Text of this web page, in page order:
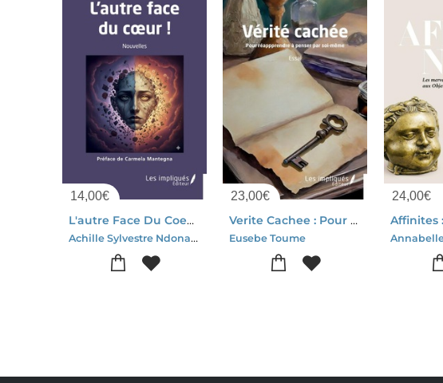
14,00€
L'autre Face Du Coeur !
Achille Sylvestre Ndonaye
23,00€
Verite Cachee : Pour Reapprendre A Penser Par Soi-meme
Eusebe Toume
24,00€